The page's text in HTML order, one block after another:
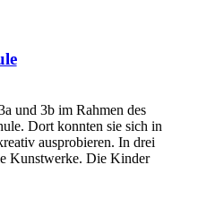
und 3b im Rahmen des
Dort konnten sie sich in
ausprobieren. In drei
Kunstwerke. Die Kinder